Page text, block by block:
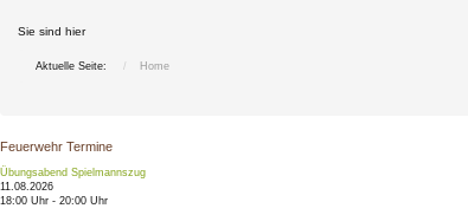
Sie sind hier
Aktuelle Seite: Home
Feuerwehr Termine
Übungsabend Spielmannszug
11.08.2026
18:00 Uhr - 20:00 Uhr